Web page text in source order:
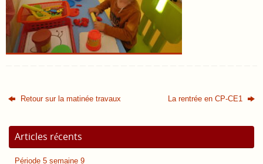
Retour sur la matinée travaux La rentrée en CP-CE1
Articles récents
Période 5 semaine 9